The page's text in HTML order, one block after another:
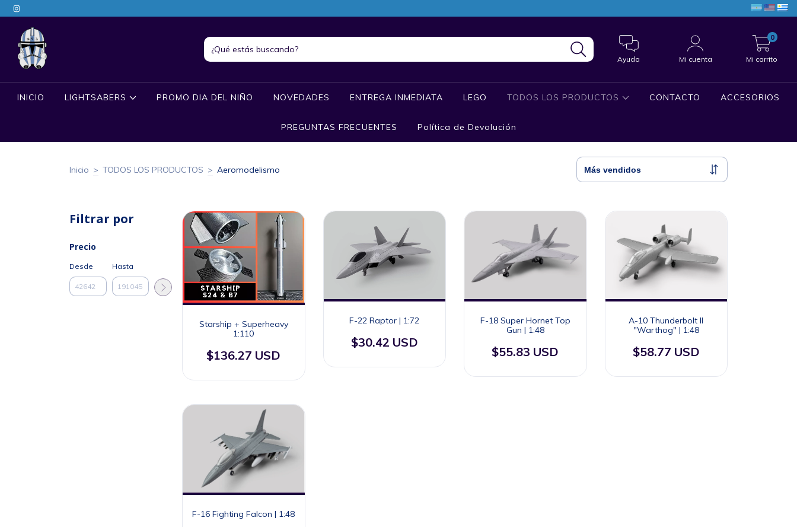
Ayuda Mi cuenta Mi carrito
0
INICIO LIGHTSABERS PROMO DIA DEL NIÑO NOVEDADES ENTREGA INMEDIATA LEGO TODOS LOS PRODUCTOS CONTACTO ACCESORIOS
PREGUNTAS FRECUENTES Política de Devolución
Inicio > TODOS LOS PRODUCTOS > Aeromodelismo
Filtrar por
Precio
Desde Hasta
Starship + Superheavy
1:110
$136.27 USD
F-22 Raptor | 1:72
$30.42 USD
F-18 Super Hornet Top
Gun | 1:48
$55.83 USD
A-10 Thunderbolt II
"Warthog" | 1:48
$58.77 USD
F-16 Fighting Falcon | 1:48